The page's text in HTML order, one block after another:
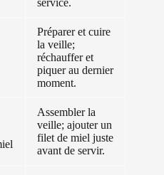
service.
Préparer et cuire
la veille;
réchauffer et
piquer au dernier
moment.
Assembler la
veille; ajouter un
filet de miel juste
avant de servir.